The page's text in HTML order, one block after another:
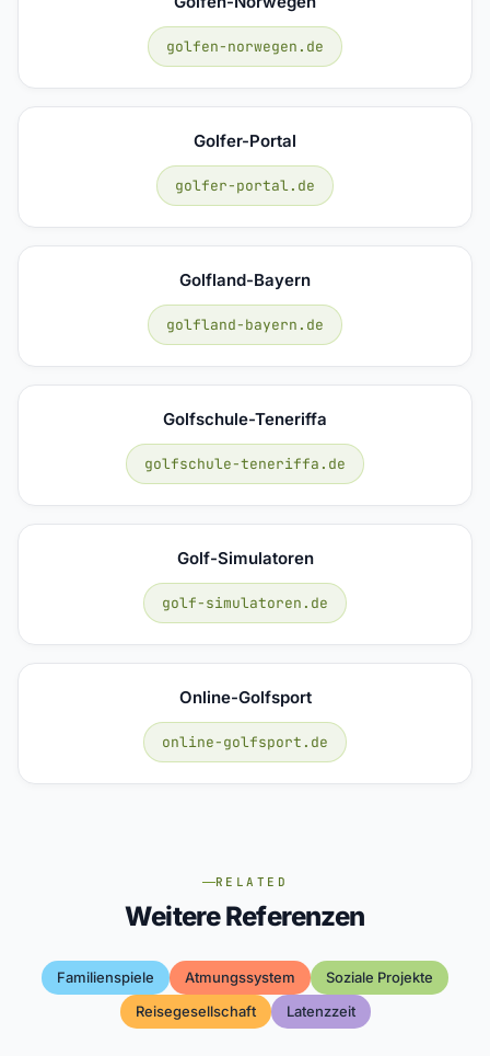
golfen-norwegen.de
Golfer-Portal
golfer-portal.de
Golfland-Bayern
golfland-bayern.de
Golfschule-Teneriffa
golfschule-teneriffa.de
Golf-Simulatoren
golf-simulatoren.de
Online-Golfsport
online-golfsport.de
RELATED
Weitere Referenzen
Familienspiele Atmungssystem
Soziale Projekte
Reisegesellschaft
Latenzzeit